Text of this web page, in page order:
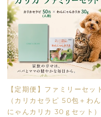
【定期便】ファミリーセッ
（カリカセラピ 50包＋わん
にゃんカリカ 30ｇセット）